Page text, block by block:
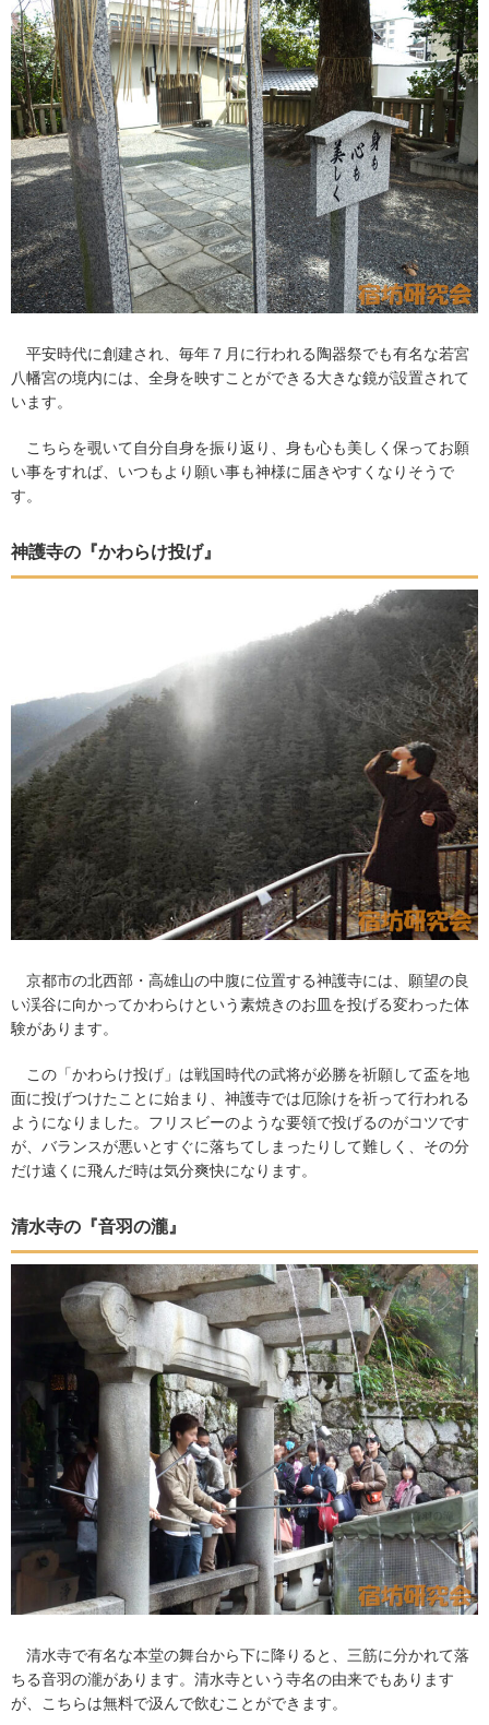
平安時代に創建され、毎年７月に行われる陶器祭でも有名な若宮
八幡宮の境内には、全身を映すことができる大きな鏡が設置されて
います。
こちらを覗いて自分自身を振り返り、身も心も美しく保ってお願
い事をすれば、いつもより願い事も神様に届きやすくなりそうで
す。
神護寺の『かわらけ投げ』
京都市の北西部・高雄山の中腹に位置する神護寺には、願望の良
い渓谷に向かってかわらけという素焼きのお皿を投げる変わった体
験があります。
この「かわらけ投げ」は戦国時代の武将が必勝を祈願して盃を地
面に投げつけたことに始まり、神護寺では厄除けを祈って行われる
ようになりました。フリスビーのような要領で投げるのがコツです
が、バランスが悪いとすぐに落ちてしまったりして難しく、その分
だけ遠くに飛んだ時は気分爽快になります。
清水寺の『音羽の瀧』
清水寺で有名な本堂の舞台から下に降りると、三筋に分かれて落
ちる音羽の瀧があります。清水寺という寺名の由来でもあります
が、こちらは無料で汲んで飲むことができます。